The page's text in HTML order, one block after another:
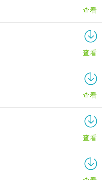
查看
查看
查看
查看